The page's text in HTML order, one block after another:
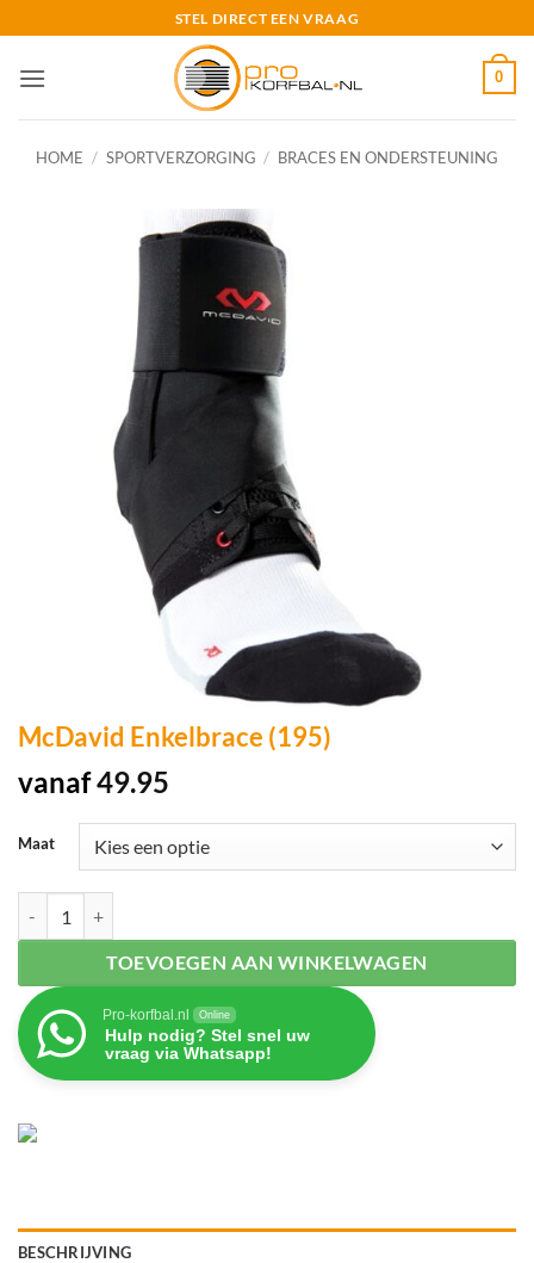
naar
inhoud
STEL DIRECT EEN VRAAG
0
HOME / SPORTVERZORGING / BRACES EN ONDERSTEUNING
McDavid Enkelbrace (195)
vanaf49.95
Maat
TOEVOEGEN AAN WINKELWAGEN
Pro-korfbal.nl Online
Hulp nodig? Stel snel uw
vraag via Whatsapp!
BESCHRIJVING